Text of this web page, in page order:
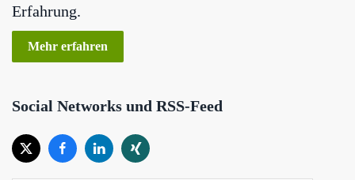
Erfahrung.
Mehr erfahren
Social Networks und RSS-Feed